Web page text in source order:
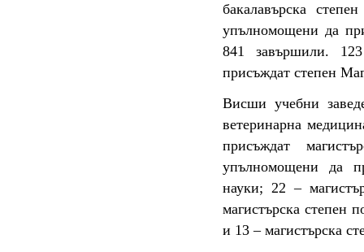
бакалавърска
упълномощени да
841 завършили.
присъждат степен
Висши учебни
ветеринарна
присъждат
упълномощени да
науки; 22 –
магистърска степен
и 13 – магистърска